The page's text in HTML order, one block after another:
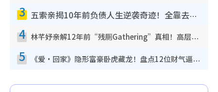
3 五索亲揭10年前负债人生逆袭奇迹！全靠去一地方转运后即遇上马先生
4 林芊妤亲解12年前“残厕Gathering”真相！高层解约一句话重创尊严，至今拒返TVB
5 《爱·回家》隐形富豪卧虎藏龙！盘点12位财气逼人的有钱艺人：这位美女3亿身家不愁做